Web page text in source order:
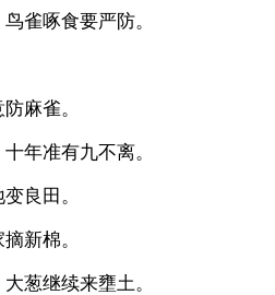
雀啄食要严防。
麻雀。
年准有九不离。
良田。
新棉。
葱继续来壅土。